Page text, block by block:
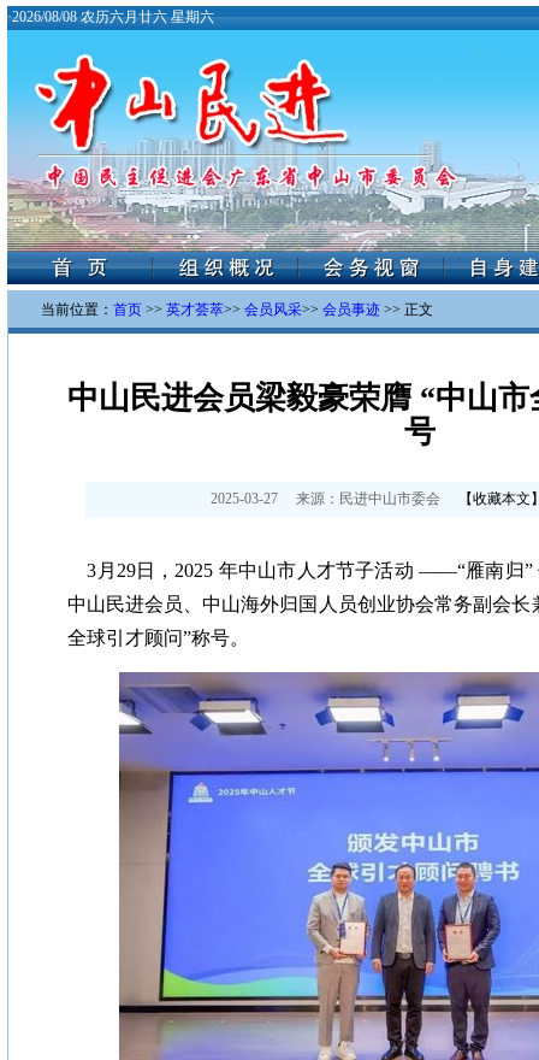
·2026/08/08 农历六月廿六 星期六
当前位置： 首页 >> 英才荟萃>> 会员风采>> 会员事迹 >> 正文
中山民进会员梁毅豪荣膺 “中山
号
2025-03-27 来源： 民进中山市委会 【收藏本文
3月29日，2025 年中山市人才节子活动 ——“雁南归”
中山民进会员、中山海外归国人员创业协会常务副会长
全球引才顾问”称号。